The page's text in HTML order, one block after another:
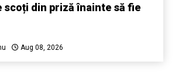
din priză înainte să fie
Aug 08, 2026